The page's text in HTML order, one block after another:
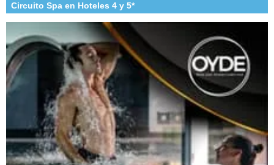
Circuito Spa en Hoteles 4 y 5*